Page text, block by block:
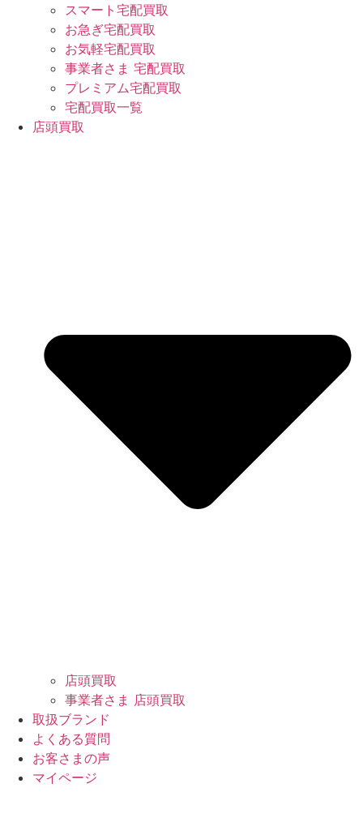
スマート宅配買取
お急ぎ宅配買取
お気軽宅配買取
事業者さま 宅配買取
プレミアム宅配買取
宅配買取一覧
店頭買取
店頭買取
事業者さま 店頭買取
取扱ブランド
よくある質問
お客さまの声
マイページ